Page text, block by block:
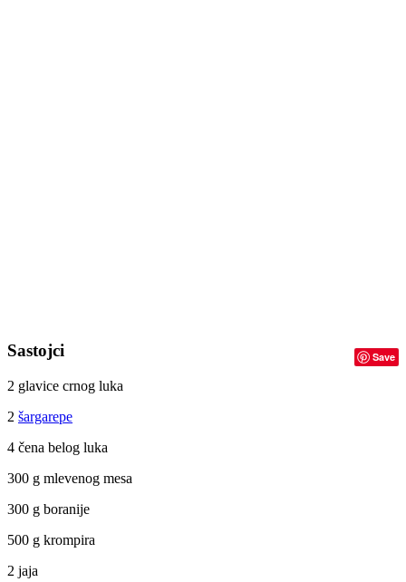
Save
Sastojci
2 glavice crnog luka
2 šargarepe
4 čena belog luka
300 g mlevenog mesa
300 g boranije
500 g krompira
2 jaja